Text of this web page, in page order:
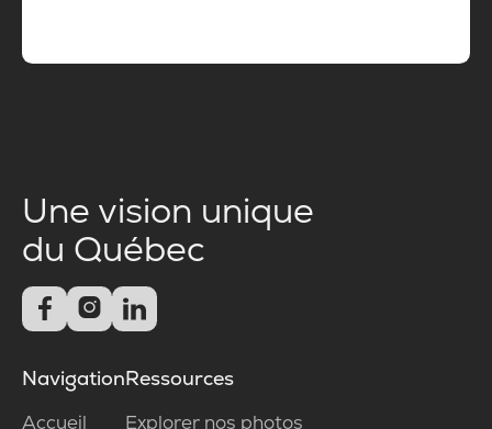
Une vision unique
du Québec
  
Navigation
Accueil
Ressources
Explorer nos photos